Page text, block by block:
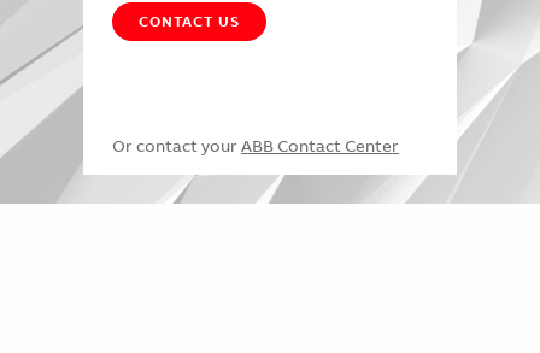
CONTACT US
Or contact your ABB Contact Center